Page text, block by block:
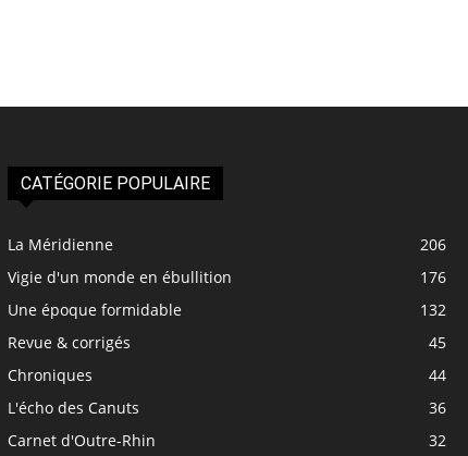
CATÉGORIE POPULAIRE
La Méridienne
206
Vigie d'un monde en ébullition
176
Une époque formidable
132
Revue & corrigés
45
Chroniques
44
L'écho des Canuts
36
Carnet d'Outre-Rhin
32